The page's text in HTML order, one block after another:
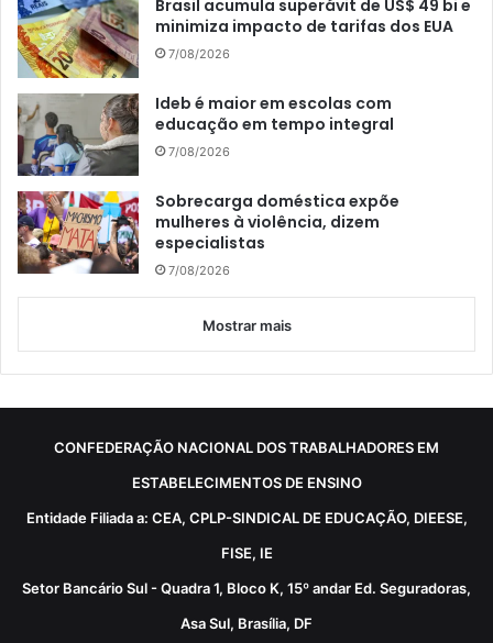
Brasil acumula superávit de US$ 49 bi e
minimiza impacto de tarifas dos EUA
7/08/2026
Ideb é maior em escolas com
educação em tempo integral
7/08/2026
Sobrecarga doméstica expõe
mulheres à violência, dizem
especialistas
7/08/2026
Mostrar mais
CONFEDERAÇÃO NACIONAL DOS TRABALHADORES EM
ESTABELECIMENTOS DE ENSINO
Entidade Filiada a: CEA, CPLP-SINDICAL DE EDUCAÇÃO, DIEESE,
FISE, IE
Setor Bancário Sul - Quadra 1, Bloco K, 15º andar Ed. Seguradoras,
Asa Sul, Brasília, DF